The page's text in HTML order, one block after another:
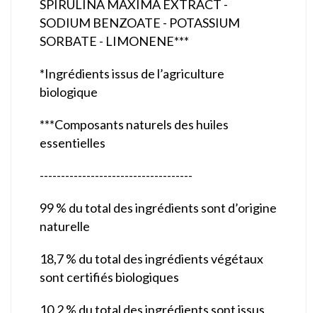
SPIRULINA MAXIMA EXTRACT -
SODIUM BENZOATE - POTASSIUM
SORBATE - LIMONENE***
*Ingrédients issus de l’agriculture
biologique
***Composants naturels des huiles
essentielles
------------------------------------
99 % du total des ingrédients sont d’origine
naturelle
18,7 % du total des ingrédients végétaux
sont certifiés biologiques
10,2 % du total des ingrédients sont issus